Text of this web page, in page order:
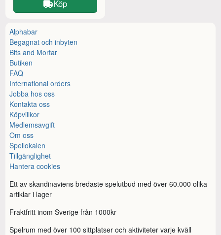
Köp
Alphabar
Begagnat och inbyten
Bits and Mortar
Butiken
FAQ
International orders
Jobba hos oss
Kontakta oss
Köpvillkor
Medlemsavgift
Om oss
Spellokalen
Tillgänglighet
Hantera cookies
Ett av skandinaviens bredaste spelutbud med över 60.000 olika
artiklar i lager
Fraktfritt inom Sverige från 1000kr
Spelrum med över 100 sittplatser och aktiviteter varje kväll